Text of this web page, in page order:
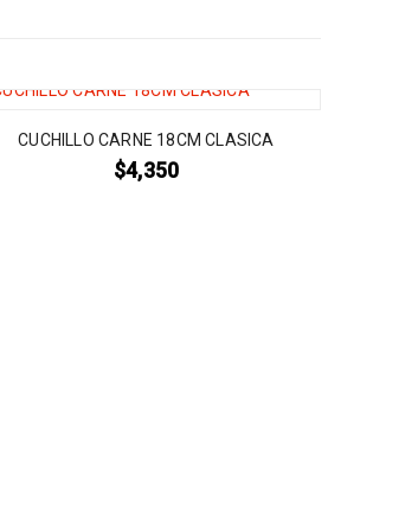
CUCHILLO CARNE 18CM CLASICA
$4,350